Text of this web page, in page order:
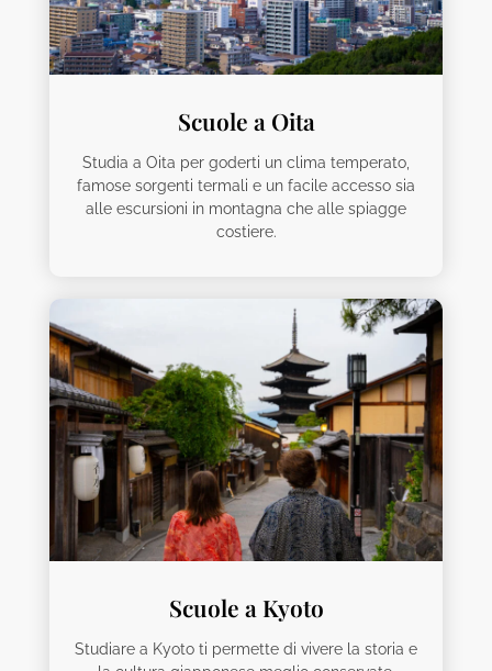
Scuole a Oita
Studia a Oita per goderti un clima temperato,
famose sorgenti termali e un facile accesso sia
alle escursioni in montagna che alle spiagge
costiere.
Scuole a Kyoto
Studiare a Kyoto ti permette di vivere la storia e